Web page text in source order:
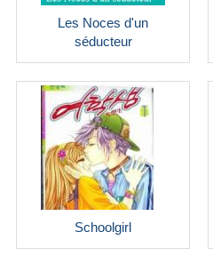
Les Noces d'un
séducteur
Schoolgirl